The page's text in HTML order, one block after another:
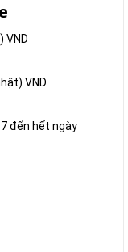
VND
VND
đến hết ngày